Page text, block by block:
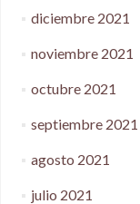
diciembre 2021
noviembre 2021
octubre 2021
septiembre 2021
agosto 2021
julio 2021